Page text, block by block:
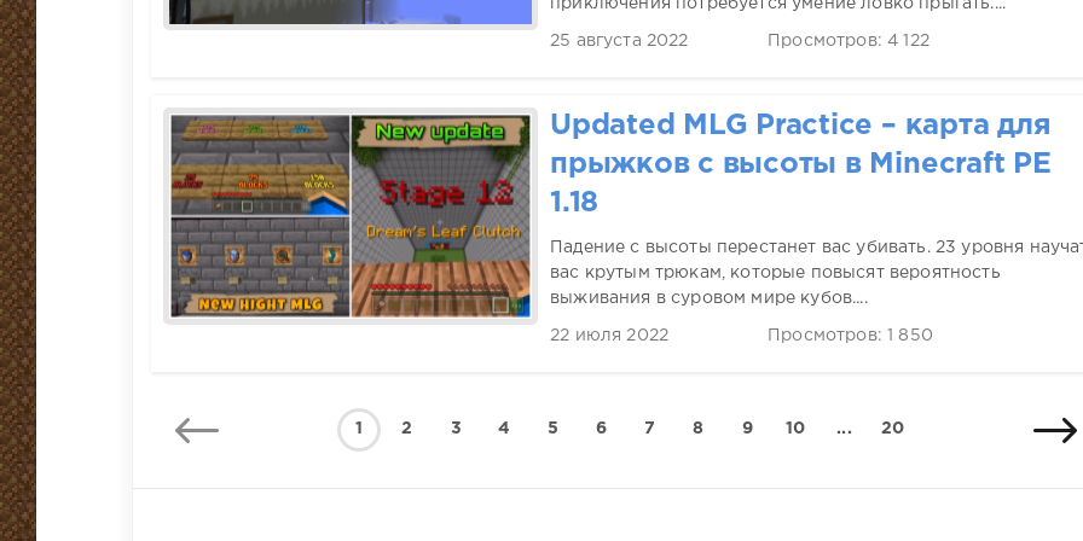
приключения потребуется умение ловко прыгать....
25 августа 2022 Просмотров: 4 122
Updated MLG Practice – карта для
прыжков с высоты в Minecraft PE
1.18
Падение с высоты перестанет вас убивать. 23 уровня
вас крутым трюкам, которые повысят вероятность
выживания в суровом мире кубов....
22 июля 2022 Просмотров: 1 850
1 2 3 4 5 6 7 8 9 10 ... 20